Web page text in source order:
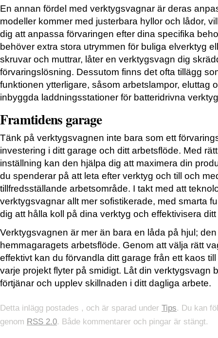
En annan fördel med verktygsvagnar är deras
modeller kommer med justerbara hyllor och lådor,
dig att anpassa förvaringen efter dina specifika
behöver extra stora utrymmen för buliga elverktyg
skruvar och muttrar, låter en verktygsvagn dig
förvaringslösning. Dessutom finns det ofta tillägg
funktionen ytterligare, såsom arbetslampor, eluttag
inbyggda laddningsstationer för batteridrivna
Framtidens garage
Tänk på verktygsvagnen inte bara som ett
investering i ditt garage och ditt arbetsflöde. Med
inställning kan den hjälpa dig att maximera din
du spenderar på att leta efter verktyg och till och
tillfredsställande arbetsområde. I takt med att
verktygsvagnar allt mer sofistikerade, med smarta
dig att hålla koll på dina verktyg och effektivisera
Verktygsvagnen är mer än bara en låda på hjul;
hemmagaragets arbetsflöde. Genom att välja rätt
effektivt kan du förvandla ditt garage från ett kaos
varje projekt flyter på smidigt. Låt din verktygsvagn
förtjänar och upplev skillnaden i ditt dagliga arbete.
Detta inlägg postades , och är sparad under Tips. Du kan
genom RSS 2.0. Både kommentarer och pingar är stängt.